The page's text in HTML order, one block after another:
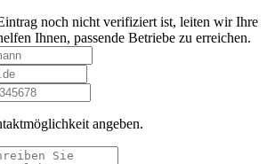
noch nicht verifiziert ist, leiten wir Ihre
Ihnen, passende Betriebe zu erreichen.
angeben.